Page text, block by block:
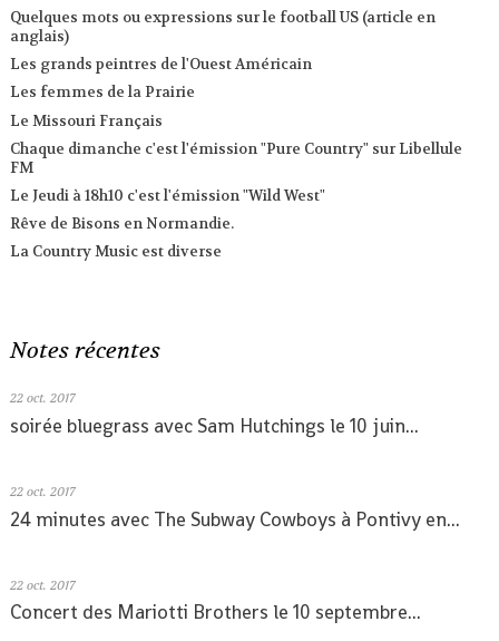
Quelques mots ou expressions sur le football US (article en
anglais)
Les grands peintres de l'Ouest Américain
Les femmes de la Prairie
Le Missouri Français
Chaque dimanche c'est l'émission "Pure Country" sur Libellule
FM
Le Jeudi à 18h10 c'est l'émission "Wild West"
Rêve de Bisons en Normandie.
La Country Music est diverse
Notes récentes
22 oct. 2017
soirée bluegrass avec Sam Hutchings le 10 juin...
22 oct. 2017
24 minutes avec The Subway Cowboys à Pontivy en...
22 oct. 2017
Concert des Mariotti Brothers le 10 septembre...